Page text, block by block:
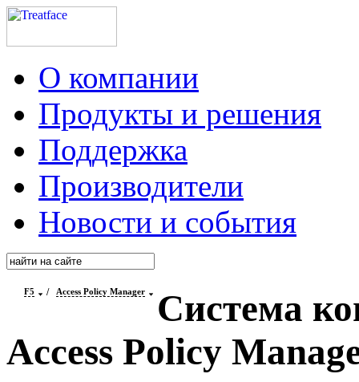
О компании
Продукты и решения
Поддержка
Производители
Новости и события
F5 / Access Policy Manager
Система
Access Policy